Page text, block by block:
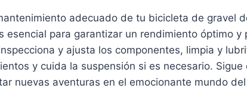
adecuado de tu bicicleta de gravel
esencial para garantizar un rendimiento óptimo y
y ajusta los componentes, limpia y
y cuida la suspensión si es necesario.
nuevas aventuras en el emocionante mundo